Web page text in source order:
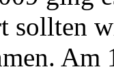
sollten